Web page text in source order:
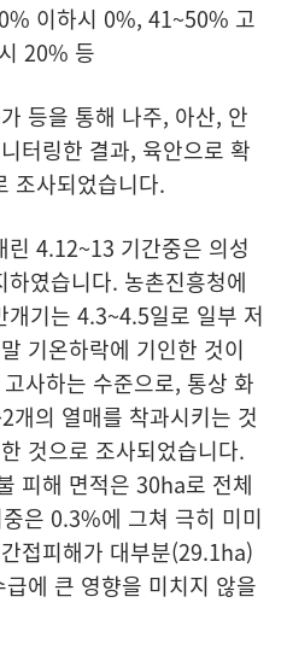
이하시 0%, 41~50% 고
20% 등
등을 통해 나주, 아산, 안
터링한 결과, 육안으로 확
조사되었습니다.
4.12~13 기간중은 의성
였습니다. 농촌진흥청에
기는 4.3~4.5일로 일부 저
기온하락에 기인한 것이
사하는 수준으로, 통상 화
개의 열매를 착과시키는 것
것으로 조사되었습니다.
피해 면적은 30ha로 전체
은 0.3%에 그쳐 극히 미미
접피해가 대부분(29.1ha)
에 큰 영향을 미치지 않을